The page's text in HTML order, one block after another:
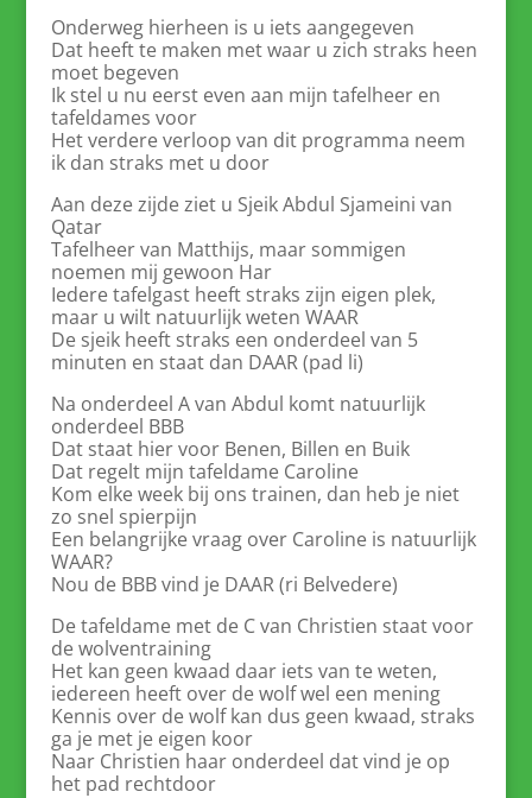
Onderweg hierheen is u iets aangegeven
Dat heeft te maken met waar u zich straks heen
moet begeven
Ik stel u nu eerst even aan mijn tafelheer en
tafeldames voor
Het verdere verloop van dit programma neem
ik dan straks met u door
Aan deze zijde ziet u Sjeik Abdul Sjameini van
Qatar
Tafelheer van Matthijs, maar sommigen
noemen mij gewoon Har
Iedere tafelgast heeft straks zijn eigen plek,
maar u wilt natuurlijk weten WAAR
De sjeik heeft straks een onderdeel van 5
minuten en staat dan DAAR (pad li)
Na onderdeel A van Abdul komt natuurlijk
onderdeel BBB
Dat staat hier voor Benen, Billen en Buik
Dat regelt mijn tafeldame Caroline
Kom elke week bij ons trainen, dan heb je niet
zo snel spierpijn
Een belangrijke vraag over Caroline is natuurlijk
WAAR?
Nou de BBB vind je DAAR (ri Belvedere)
De tafeldame met de C van Christien staat voor
de wolventraining
Het kan geen kwaad daar iets van te weten,
iedereen heeft over de wolf wel een mening
Kennis over de wolf kan dus geen kwaad, straks
ga je met je eigen koor
Naar Christien haar onderdeel dat vind je op
het pad rechtdoor